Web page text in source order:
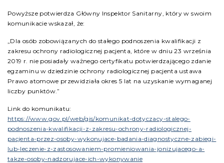
Powyższe potwierdza Główny Inspektor Sanitarny, który w swoim
komunikacie wskazał, że:
„Dla osób zobowiązanych do stałego podnoszenia kwalifikacji z
zakresu ochrony radiologicznej pacjenta, które w dniu 23 września
2019 r. nie posiadały ważnego certyfikatu potwierdzającego zdanie
egzaminu w dziedzinie ochrony radiologicznej pacjenta ustawa
Prawo atomowe przewidziała okres 5 lat na uzyskanie wymaganej
liczby punktów.”
Link do komunikatu:
https://www.gov.pl/web/gis/komunikat-dotyczacy-stalego-
podnoszenia-kwalifikacji-z-zakresu-ochrony-radiologicznej-
pacjenta-przez-osoby-wykonujace-badania-diagnostyczne-zabiegi-
lub-leczenie-z-zastosowaniem-promieniowania-jonizujacego-a-
takze-osoby-nadzorujace-ich-wykonywanie